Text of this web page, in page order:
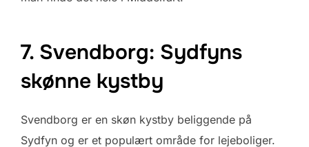
7. Svendborg: Sydfyns
skønne kystby
Svendborg er en skøn kystby beliggende på
Sydfyn og er et populært område for lejeboliger.